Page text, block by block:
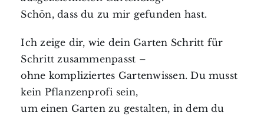
Schön, dass du zu mir gefunden hast.
Ich zeige dir, wie dein Garten Schritt für
Schritt zusammenpasst –
ohne kompliziertes Gartenwissen. Du musst
kein Pflanzenprofi sein,
um einen Garten zu gestalten, in dem du